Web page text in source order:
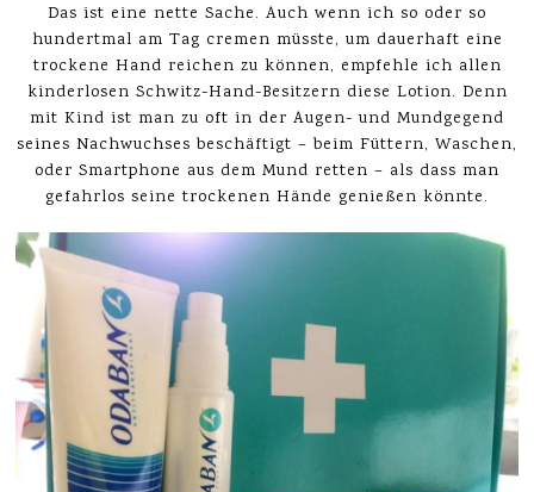
Das ist eine nette Sache. Auch wenn ich so oder so
hundertmal am Tag cremen müsste, um dauerhaft eine
trockene Hand reichen zu können, empfehle ich allen
kinderlosen Schwitz-Hand-Besitzern diese Lotion. Denn
mit Kind ist man zu oft in der Augen- und Mundgegend
seines Nachwuchses beschäftigt – beim Füttern, Waschen,
oder Smartphone aus dem Mund retten – als dass man
gefahrlos seine trockenen Hände genießen könnte.